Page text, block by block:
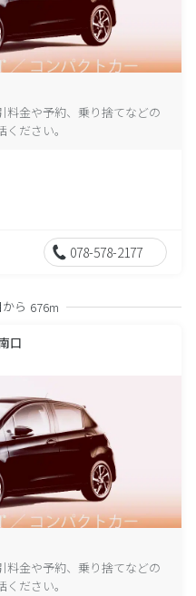
料金や予約、乗り捨てなどの
ださい。
078-578-2177
ら 676m
口
料金や予約、乗り捨てなどの
ださい。